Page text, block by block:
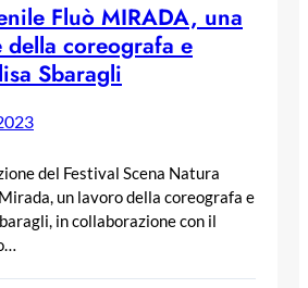
Fluò MIRADA, una
della coreografa e
Sbaragli
del Festival Scena Natura
un lavoro della coreografa e
in collaborazione con il